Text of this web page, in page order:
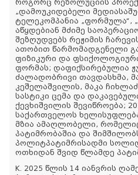
როგორც რეზოლუციის
„დამოუკიდებელი
ტელეკომპანია „ფორმულა“,
აწყდებიან მძიმე
შეზღუდვებს რეჟიმის
ათობით წარმომადგენელი
ფიზიკური და
ფორმას; დაფიქსირებულია
ძალადობრივი თავდასხმა,
კეშელაშვილის, მაკა
სასტიკი ცემა და
ქევხიშვილის შევიწროება;
საქართველოს
მზია ამაღლობელი, რომელიც
პატიმრობაშია და
პოლიტპატიმრისადმი
ოთხიდან შვიდ წლამდე
K. 2025 წლის 14 იანვრის